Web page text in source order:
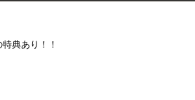
典あり！！